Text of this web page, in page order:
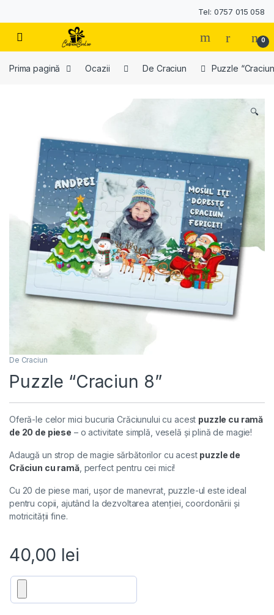
Tel: 0757 015 058
0
Prima pagină Ocazii De Craciun Puzzle
🔍
De Craciun
Puzzle “Craciun 8”
Oferă-le celor mici bucuria Crăciunului cu acest puzzle cu ramă
de 20 de piese – o activitate simplă, veselă și plină de magie!
Adaugă un strop de magie sărbătorilor cu acest puzzle de
Crăciun cu ramă, perfect pentru cei mici!
Cu 20 de piese mari, ușor de manevrat, puzzle-ul este ideal
pentru copii, ajutând la dezvoltarea atenției, coordonării și
motricității fine.
40,00 lei